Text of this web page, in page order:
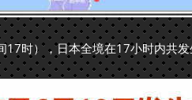
17时），日本全境在17小时内共